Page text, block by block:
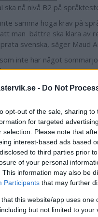
- Do Not
opt-out of the sale, sharing
for targeted
selection. Please note that
interest-based ads based
to third parties prior
of your personal
This information may also be
Participants that may further
that this website/app uses
but not limited to
ska nå nivå B2 på
samma höga krav på
man bättre ska klara av
prata svenska, säger Maud
inte har något
fortfarande gott om jobb
Äldreomsorgen i